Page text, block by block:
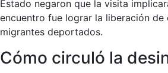
Estado negaron que la visita
encuentro fue lograr la liberación
migrantes deportados.
Cómo circuló la